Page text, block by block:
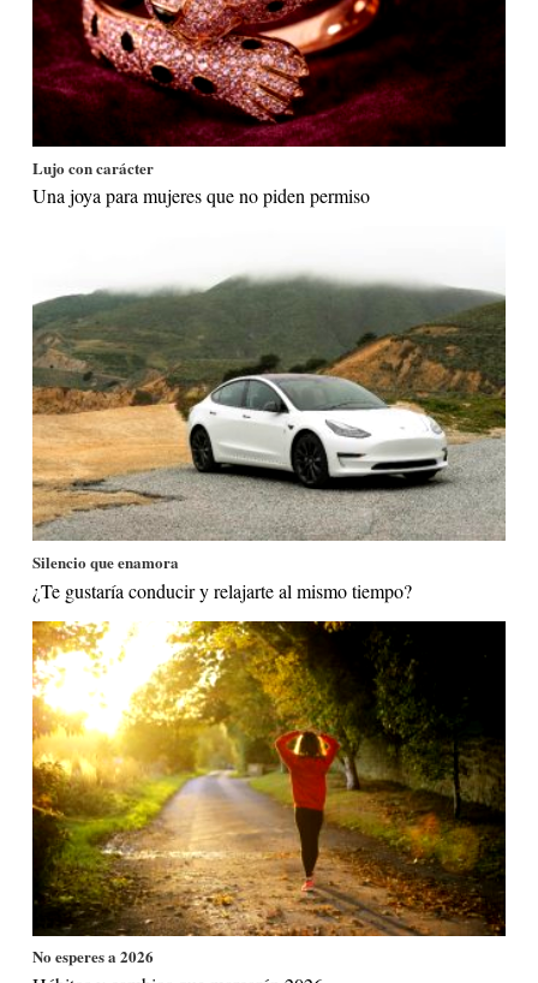
Lujo con carácter
Una joya para mujeres que no piden permiso
Silencio que enamora
¿Te gustaría conducir y relajarte al mismo tiempo?
No esperes a 2026